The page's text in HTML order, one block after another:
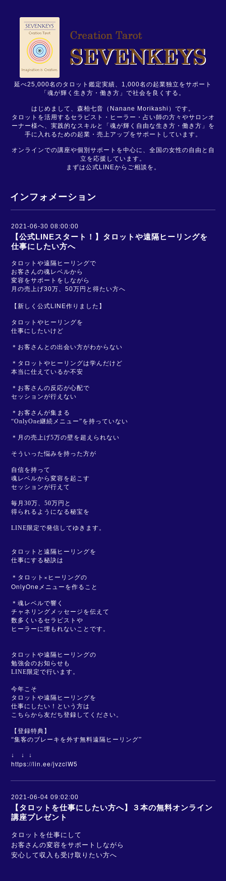
延べ25,000名のタロット鑑定実績、1,000名の起業独立をサポート
「魂が輝く生き方・働き方」で社会を良くする。
はじめまして、森柏七音（Nanane Morikashi）です。
タロットを活用するセラピスト・ヒーラー・占い師の方々やサロンオ
ーナー様へ、実践的なスキルと「魂が輝く自由な生き方・働き方」を
手に入れるための起業・売上アップをサポートしています。
オンラインでの講座や個別サポートを中心に、全国の女性の自由と自
立を応援しています。
まずは公式LINEからご相談を。
インフォメーション
2021-06-30 08:00:00
【公式LINEスタート！】タロットや遠隔ヒーリングを
仕事にしたい方へ
タロットや遠隔ヒーリングで
お客さんの魂レベルから
変容をサポートをしながら
月の売上げ30万、50万円と得たい方へ
【新しく公式LINE作りました】
タロットやヒーリングを
仕事にしたいけど
＊お客さんとの出会い方がわからない
＊タロットやヒーリングは学んだけど
本当に仕えているか不安
＊お客さんの反応が心配で
セッションが行えない
＊お客さんが集まる
“OnlyOne継続メニュー”を持っていない
＊月の売上げ5万の壁を超えられない
そういった悩みを持った方が
自信を持って
魂レベルから変容を起こす
セッションが行えて
毎月30万、50万円と
得られるようになる秘宝を
LINE限定で発信してゆきます。
タロットと遠隔ヒーリングを
仕事にする秘訣は
＊タロット×ヒーリングの
OnlyOne メニューを作ること
＊魂レベルで響く
チャネリングメッセージを伝えて
数多くいるセラピストや
ヒーラーに埋もれないことです。
タロットや遠隔ヒーリングの
勉強会のお知らせも
LINE限定で行います。
今年こそ
タロットや遠隔ヒーリングを
仕事にしたい！という方は
こちらから友だち登録してください。
【登録特典】
“集客のブレーキを外す無料遠隔ヒーリング”
↓ ↓ ↓
https://lin.ee/jvzclW5
2021-06-04 09:02:00
【タロットを仕事にしたい方へ】３本の無料オンライン
講座プレゼント
タロットを仕事にして
お客さんの変容をサポートしながら
安心して収入も受け取りたい方へ